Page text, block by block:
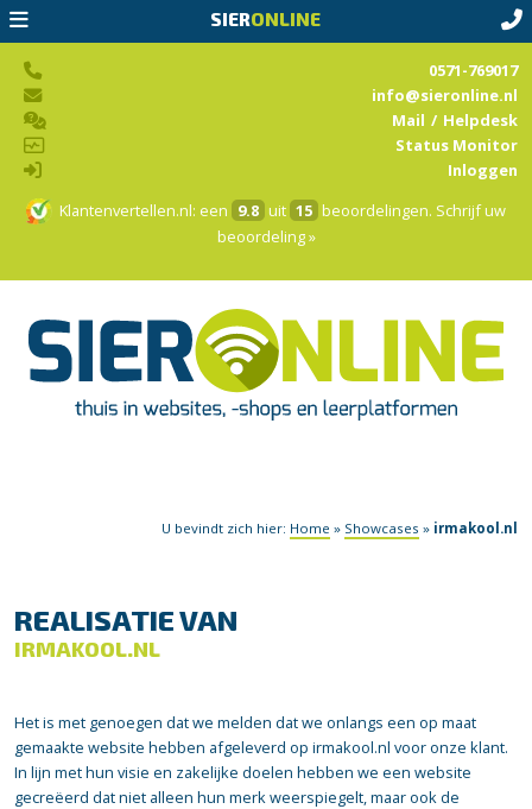
SIERONLINE
Klantenvertellen.nl: een 9.8 uit 15 beoordelingen. Schrijf uw
beoordeling »
0571-769017
info@sieronline.nl
Mail / Helpdesk
Status Monitor
Inloggen
U bevindt zich hier: Home » Showcases » irmakool.nl
REALISATIE VAN
IRMAKOOL.NL
Het is met genoegen dat we melden dat we onlangs een op maat
gemaakte website hebben afgeleverd op irmakool.nl voor onze klant.
In lijn met hun visie en zakelijke doelen hebben we een website
gecreëerd dat niet alleen hun merk weerspiegelt, maar ook de